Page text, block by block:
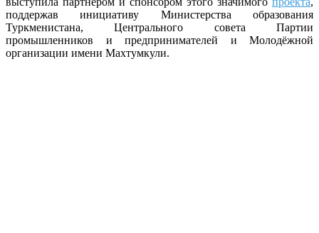
поддержав инициативу Министерства образования
Туркменистана, Центрального совета Партии
промышленников и предпринимателей и Молодёжной
организации имени Махтумкули.